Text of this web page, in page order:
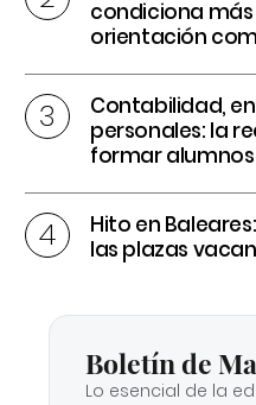
condiciona
orientación
Contabilidad,
personales: la
formar
Hito en
las plazas
Boletín de
Lo esencial de la